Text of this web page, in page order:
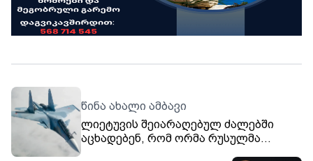
წინა ახალი ამბავი
ლიეტუვის შეიარაღებულ ძალებში
აცხადებენ, რომ ორმა რუსულმა